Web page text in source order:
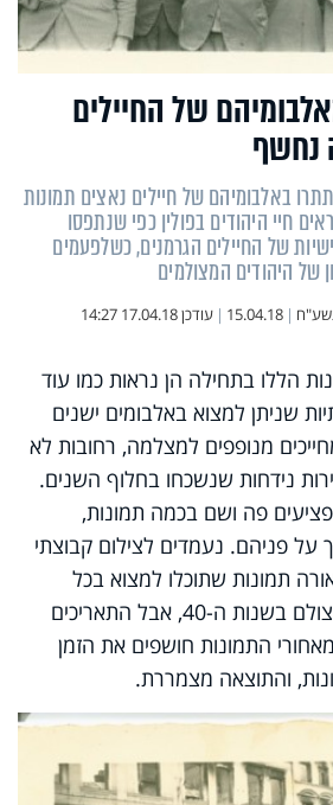
של החיילים
נחשף
באלבומיהם של חיילים נאצים תמונות
חיי היהודים בפולין כפי שנתפסו
של החיילים הגרמנים, כשלפעמים
של היהודים המצולמים
|
15.04.18
| עודכן17.04.18 14:27
הללו בתחילה הן נראות כמו עוד
שניתן למצוא באלבומים ישנים
מנופפים למצלמה, רחובות לא
נידחות שנשכחו בחלוף השנים.
פה ושם בכמה תמונות,
על פניהם. נעמדים לצילום קבוצתי
תמונות שתוכלו למצוא בכל
אלבום תמונות אישי שצולם בשנות ה-40, אבל התאריכים
התמונות חושפים את הזמן
והתוצאה מצמררת.